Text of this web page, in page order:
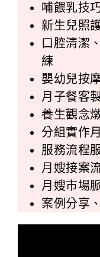
哺餵乳技
新生兒照
口腔清潔
練
嬰幼兒按
月子餐客
養生觀念
分組實作
服務流程
月嫂接案
月嫂市場
案例分享